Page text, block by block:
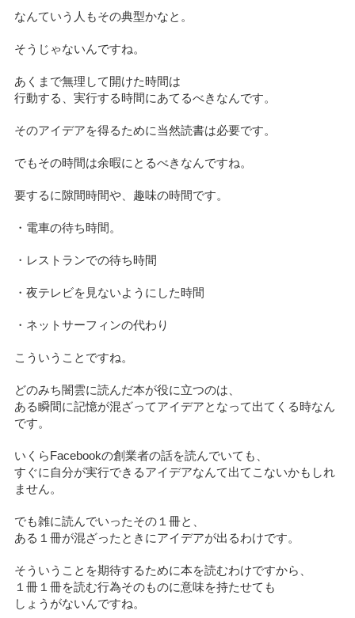
なんていう人もその典型かなと。
そうじゃないんですね。
あくまで無理して開けた時間は
行動する、実行する時間にあてるべきなんです。
そのアイデアを得るために当然読書は必要です。
でもその時間は余暇にとるべきなんですね。
要するに隙間時間や、趣味の時間です。
・電車の待ち時間。
・レストランでの待ち時間
・夜テレビを見ないようにした時間
・ネットサーフィンの代わり
こういうことですね。
どのみち闇雲に読んだ本が役に立つのは、
ある瞬間に記憶が混ざってアイデアとなって出てくる時なん
です。
いくらFacebookの創業者の話を読んでいても、
すぐに自分が実行できるアイデアなんて出てこないかもしれ
ません。
でも雑に読んでいったその１冊と、
ある１冊が混ざったときにアイデアが出るわけです。
そういうことを期待するために本を読むわけですから、
１冊１冊を読む行為そのものに意味を持たせても
しょうがないんですね。